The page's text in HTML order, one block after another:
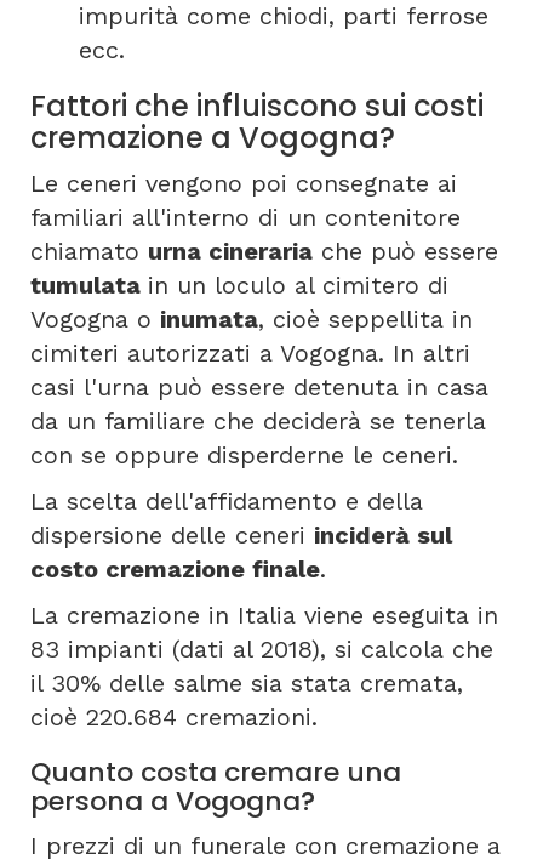
impurità come chiodi, parti ferrose
ecc.
Fattori che influiscono sui costi
cremazione a Vogogna?
Le ceneri vengono poi consegnate ai
familiari all'interno di un contenitore
chiamato urna cineraria che può essere
tumulata in un loculo al cimitero di
Vogogna o inumata, cioè seppellita in
cimiteri autorizzati a Vogogna. In altri
casi l'urna può essere detenuta in casa
da un familiare che deciderà se tenerla
con se oppure disperderne le ceneri.
La scelta dell'affidamento e della
dispersione delle ceneri inciderà sul
costo cremazione finale.
La cremazione in Italia viene eseguita in
83 impianti (dati al 2018), si calcola che
il 30% delle salme sia stata cremata,
cioè 220.684 cremazioni.
Quanto costa cremare una
persona a Vogogna?
I prezzi di un funerale con cremazione a